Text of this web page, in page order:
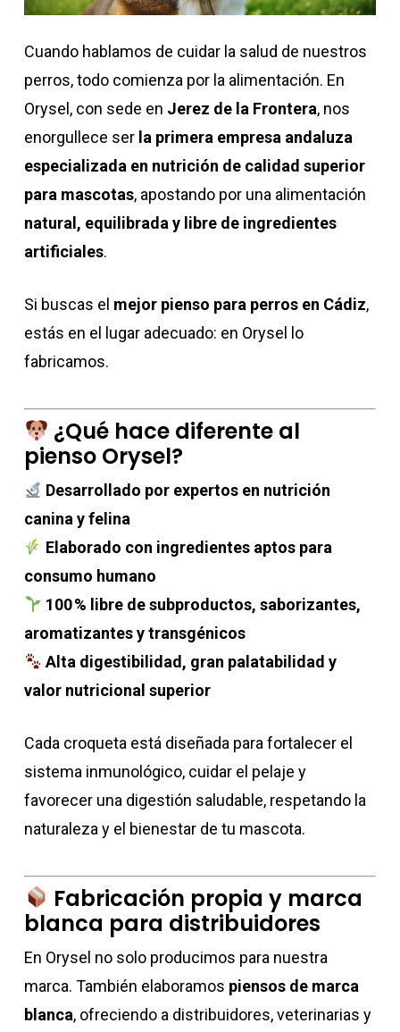
Cuando hablamos de cuidar la salud de nuestros
perros, todo comienza por la alimentación. En
Orysel, con sede en Jerez de la Frontera, nos
enorgullece ser la primera empresa andaluza
especializada en nutrición de calidad superior
para mascotas, apostando por una alimentación
natural, equilibrada y libre de ingredientes
artificiales.
Si buscas el mejor pienso para perros en Cádiz,
estás en el lugar adecuado: en Orysel lo
fabricamos.
¿Qué hace diferente al
pienso Orysel?
Desarrollado por expertos en nutrición
canina y felina
Elaborado con ingredientes aptos para
consumo humano
100 % libre de subproductos, saborizantes,
aromatizantes y transgénicos
Alta digestibilidad, gran palatabilidad y
valor nutricional superior
Cada croqueta está diseñada para fortalecer el
sistema inmunológico, cuidar el pelaje y
favorecer una digestión saludable, respetando la
naturaleza y el bienestar de tu mascota.
Fabricación propia y marca
blanca para distribuidores
En Orysel no solo producimos para nuestra
marca. También elaboramos piensos de marca
blanca, ofreciendo a distribuidores, veterinarias y